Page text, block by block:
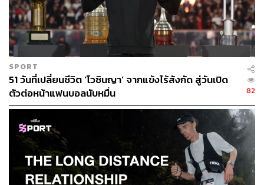
สิ่งที่อดีตแชมป์ลีก 20 สมัยพยายามอย่างดีที่สุดแล้วคือ การ
ปรับโครงสร้างของการชำระเงิน โดยตามรายงานข่าวมีการ
แบ่งชำระออกเป็น 3 งวด ซึ่งไม่ใช่ปัญหา แต่ปัญหาคือยังมี
ส่วนต่างระหว่างราคาที่คนซื้ออยากซื้อ กับคนขายอยากได้อยู่
อีกราว 10 ล้านปอนด์
เป็น 10 ล้านปอนด์ที่แบ่งแยกระหว่างการซื้อหรือไม่ซื้อ ไม่
ต่างอะไรจากเราที่ยืนอยู่หน้าร้านค้าแล้วลังเลว่าจะซื้อดีไม่ซื้อ
อย่างไรก็ดี จากความรู้สึกที่เกิดขึ้นหลังจากที่ดอร์ทมุนด์ยืน
กรานเด็ดขาดว่าจะไม่ปล่อยซานโช ทางด้านแมนเชสเตอร์
ยูไนเต็ดเองย่อมรู้สึกอะไรอยู่ไม่น้อย
SPORT
51 วันที่เปลี่ยนชีวิต ‘โวซินญา’ จากแข้งไร้สังกัด สู่วันเปิด
ตัวต่อหน้าแฟนบอลนับหมื่น
82